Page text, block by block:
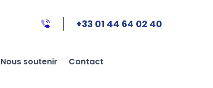
+33 01 44 64 02 40
Nous soutenir Contact